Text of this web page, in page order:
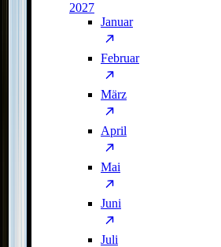
2027
Januar
Februar
März
April
Mai
Juni
Juli